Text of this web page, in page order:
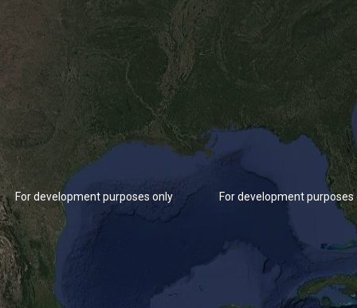
For development purposes
For development purposes only